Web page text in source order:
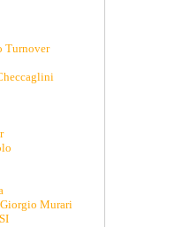
Turnover
Murari